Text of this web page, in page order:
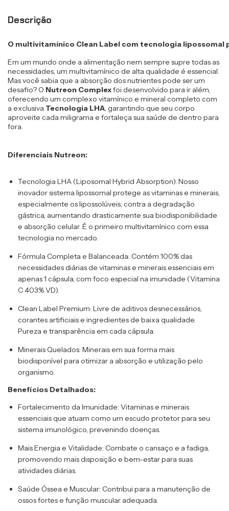
Descrição
O multivitamínico Clean Label com tecnologia lipossomal
Em um mundo onde a alimentação nem sempre supre todas as
necessidades, um multivitamínico de alta qualidade é essencial.
Mas você sabia que a absorção dos nutrientes pode ser um
desafio? O Nutreon Complex foi desenvolvido para ir além,
oferecendo um complexo vitamínico e mineral completo com
a exclusiva Tecnologia LHA, garantindo que seu corpo
aproveite cada miligrama e fortaleça sua saúde de dentro para
fora.
Diferenciais Nutreon:
Tecnologia LHA (Liposomal Hybrid Absorption): Nosso
inovador sistema lipossomal protege as vitaminas e minerais,
especialmente os lipossolúveis, contra a degradação
gástrica, aumentando drasticamente sua biodisponibilidade
e absorção celular. É o primeiro multivitamínico com essa
tecnologia no mercado.
Fórmula Completa e Balanceada: Contém 100% das
necessidades diárias de vitaminas e minerais essenciais em
apenas 1 cápsula, com foco especial na imunidade (Vitamina
C 403% VD).
Clean Label Premium: Livre de aditivos desnecessários,
corantes artificiais e ingredientes de baixa qualidade.
Pureza e transparência em cada cápsula.
Minerais Quelados: Minerais em sua forma mais
biodisponível para otimizar a absorção e utilização pelo
organismo.
Benefícios Detalhados:
Fortalecimento da Imunidade: Vitaminas e minerais
essenciais que atuam como um escudo protetor para seu
sistema imunológico, prevenindo doenças.
Mais Energia e Vitalidade: Combate o cansaço e a fadiga,
promovendo mais disposição e bem-estar para suas
atividades diárias.
Saúde Óssea e Muscular: Contribui para a manutenção de
ossos fortes e função muscular adequada.